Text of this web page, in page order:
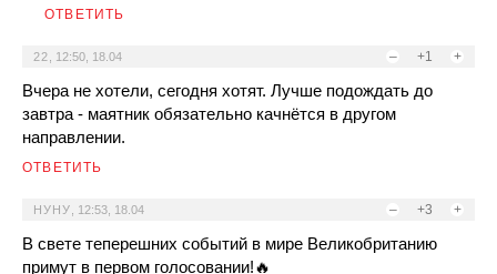
ОТВЕТИТЬ
– +1 +
22 12:50, 18.04
Вчера не хотели, сегодня хотят. Лучше подождать до
завтра - маятник обязательно качнётся в другом
направлении.
ОТВЕТИТЬ
– +3 +
НУНУ 12:53, 18.04
В свете теперешних событий в мире Великобританию
примут в первом голосовании!🔥